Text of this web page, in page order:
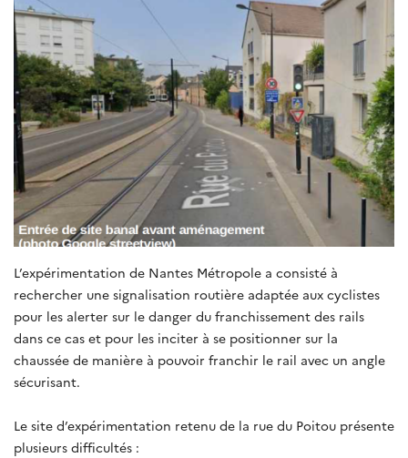
L’expérimentation de Nantes Métropole a consisté à
rechercher une signalisation routière adaptée aux cyclistes
pour les alerter sur le danger du franchissement des rails
dans ce cas et pour les inciter à se positionner sur la
chaussée de manière à pouvoir franchir le rail avec un angle
sécurisant.
Le site d’expérimentation retenu de la rue du Poitou présente
plusieurs difficultés :